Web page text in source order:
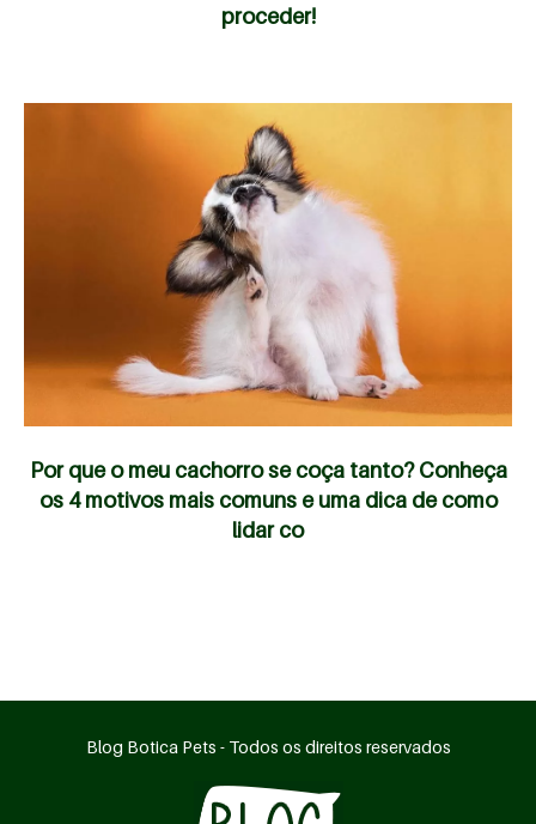
proceder!
Por que o meu cachorro se coça tanto? Conheça
os 4 motivos mais comuns e uma dica de como
lidar co
Blog Botica Pets - Todos os direitos reservados